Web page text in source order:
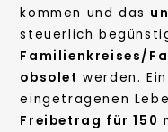
kommen und das
steuerlich
Familienkreises/
obsolet werden.
eingetragenen
Freibetrag für 150